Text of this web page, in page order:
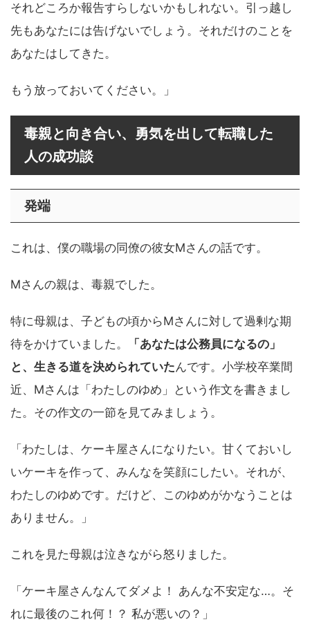
それどころか報告すらしないかもしれない。引っ越し
先もあなたには告げないでしょう。それだけのことを
あなたはしてきた。
もう放っておいてください。」
毒親と向き合い、勇気を出して転職した
人の成功談
発端
これは、僕の職場の同僚の彼女Mさんの話です。
Mさんの親は、毒親でした。
特に母親は、子どもの頃からMさんに対して過剰な期
待をかけていました。
「あなたは公務員になるの」
と、生きる道を決められていたんです。小学校卒業間
近、Mさんは「わたしのゆめ」という作文を書きまし
た。その作文の一節を見てみましょう。
「わたしは、ケーキ屋さんになりたい。甘くておいし
いケーキを作って、みんなを笑顔にしたい。それが、
わたしのゆめです。だけど、このゆめがかなうことは
ありません。」
これを見た母親は泣きながら怒りました。
「ケーキ屋さんなんてダメよ！ あんな不安定な…。そ
れに最後のこれ何！？ 私が悪いの？」